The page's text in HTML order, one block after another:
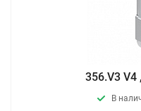
356.V3 V4
В